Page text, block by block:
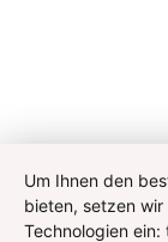
Um Ihnen den
bieten, setzen
Technologien